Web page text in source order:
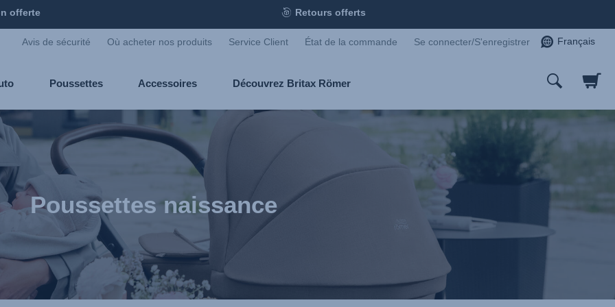
offerte Retours offerts
Avis de sécurité Où acheter nos produits Service Client État de la commande Se connecter/S'enregistrer Français
Poussettes Accessoires Découvrez Britax Römer
Poussettes naissance